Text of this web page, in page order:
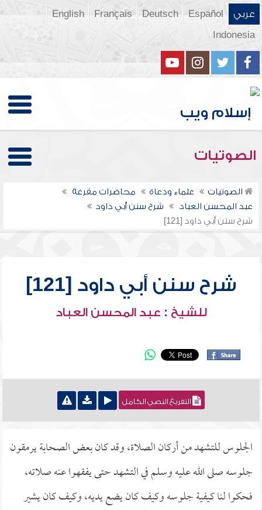
عربي Español
Deutsch
Français
English
Indonesia
الصوتيات
الصوتيات علماء ودعاة
محاضرات مفرغة
عبد المحسن العباد
شرح سنن أبي داود
شرح سنن أبي داود [121]
شرح سنن أبي داود [121]
للشيخ : عبد المحسن العباد
التفريغ النصي الكامل
الجلوس للتشهد من أركان الصلاة، وقد كان بعض الصحابة يرمقون
جلوسه صلى الله عليه وسلم في التشهد حتى يفقهوا عنه صلاته،
فحكوا لنا كيفية جلوسه وكيف كان يضع يديه، وكيف كان يشير